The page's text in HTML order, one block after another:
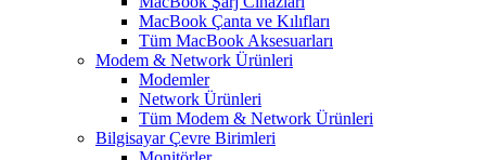
MacBook Çanta ve Kılıfları
Tüm MacBook Aksesuarları
Modem & Network Ürünleri
Modemler
Network Ürünleri
Tüm Modem & Network Ürünleri
Bilgisayar Çevre Birimleri